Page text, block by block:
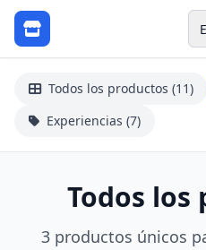
Todos los productos (11)
Experiencias (7)
Todos los
3 productos únicos